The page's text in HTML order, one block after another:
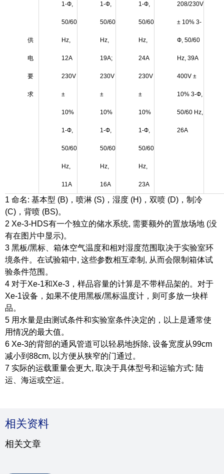
供
电
要
求
1-Ф,
50/60
Hz,
12A
230V
±
10%
1-Ф,
50/60
Hz,
11A
1-Ф,
50/60
Hz,
19A;
230V
±
10%
1-Ф,
50/60
Hz,
16A
1-Ф,
50/60
Hz,
24A
230V
±
10%
1-Ф,
50/60
Hz,
23A
208/230V
± 10% 3-
Ф, 50/60
Hz, 39A
400V ±
10% 3-Ф,
50/60 Hz,
26A
1 命名: 基本型 (B)，喷淋 (S)，湿度 (H)，双喷 (D)，制冷
(C)，背喷 (BS)。
2 Xe-3-HDS有一个独立的储水系统, 需要额外的置放场地 (没
有在图片中显示)。
3 黑板/黑标、箱体空气温度和相对湿度范围取决于实验室环
境条件。在试验箱中, 这些参数相互牵制, 从而会限制箱体试
验条件范围。
4 对于Xe-1和Xe-3，样品容量的计算是不带样品架的。对于
Xe-1设备，如果不使用黑板/黑标温度计，则可多放一块样
品。
5 用水量是由测试条件和实验室条件决定的，以上是通常使
用情况的最大值。
6 Xe-3的背部的通风管道可以轻易地拆除, 设备宽度从99cm
减小到88cm, 以方便从狭窄的门通过。
7 实际的运载重量会更大, 取决于具体型号和运输方式: 陆
运、海运或空运。
相关资料
相关文章